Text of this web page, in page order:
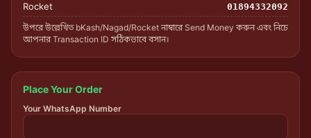
Rocket 01894332092
উপরে উল্লেখিত bKash/Nagad/Rocket নাম্বারে Send Money করুন এবং নিচে
আপনার Transaction ID সঠিকভাবে বসান।
Place Your Order
Your WhatsApp Number